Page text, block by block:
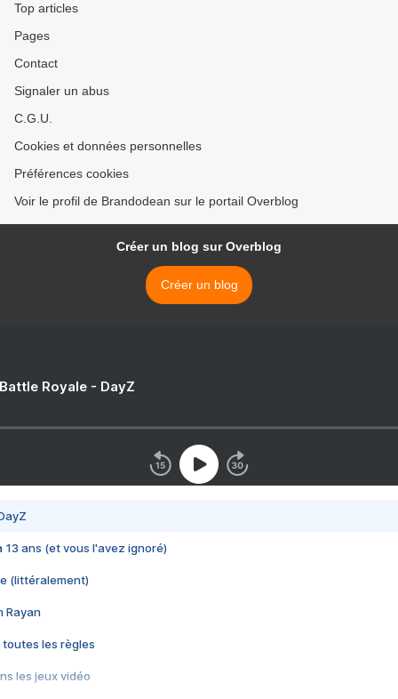
Top articles
Pages
Contact
Signaler un abus
C.G.U.
Cookies et données personnelles
Préférences cookies
Voir le profil de Brandodean sur le portail Overblog
Créer un blog sur Overblog
Créer un blog
Royale - DayZ
13 ans (et vous l'avez ignoré)
(littéralement)
Rayan
toutes les règles
les jeux vidéo